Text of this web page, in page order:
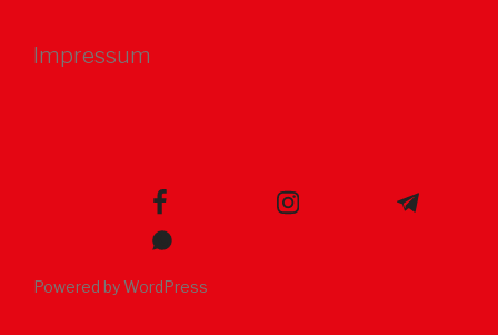
Impressum
instagram
Powered by WordPress